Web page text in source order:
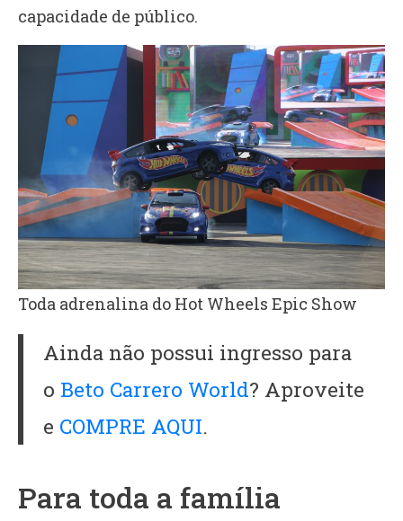
capacidade de público.
Toda adrenalina do Hot Wheels Epic Show
Ainda não possui ingresso para
o Beto Carrero World? Aproveite
e COMPRE AQUI.
Para toda a família